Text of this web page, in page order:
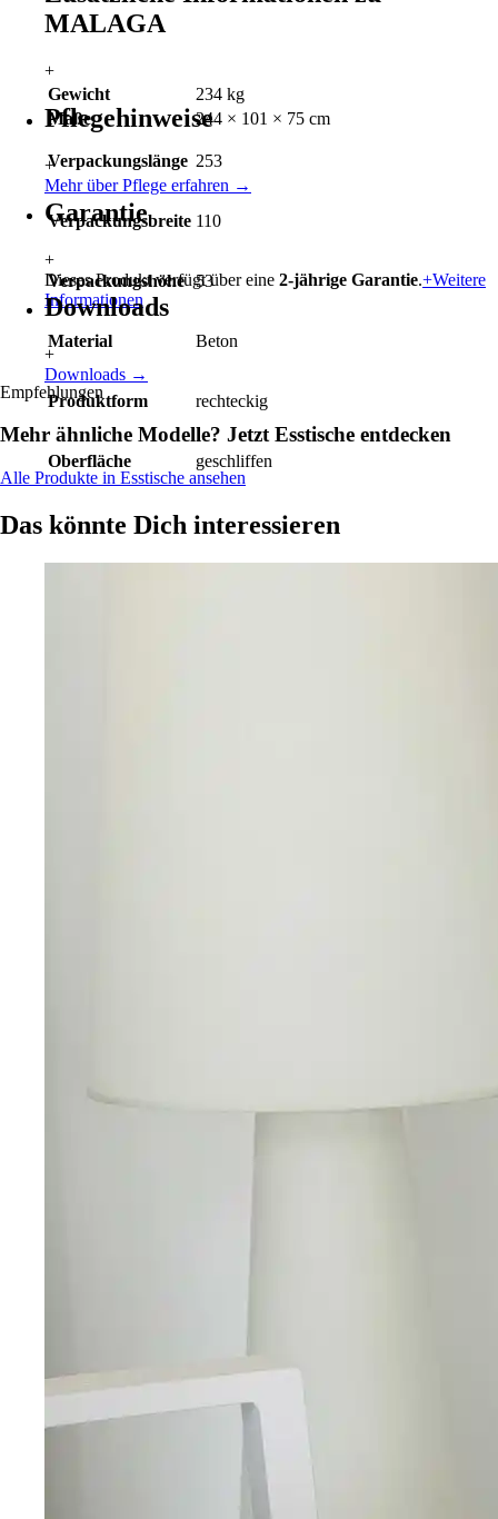
MALAGA
+
Gewicht
234 kg
Maße
244 × 101 × 75 cm
Verpackungslänge 253
Verpackungsbreite 110
Verpackungshöhe 53
Material Beton
Produktform rechteckig
Oberfläche geschliffen
Pflegehinweise
+
Mehr über Pflege erfahren →
Garantie
+
Dieses Produkt verfügt über eine 2-jährige Garantie.+Weitere
Informationen
Downloads
+
Downloads →
Empfehlungen
Mehr ähnliche Modelle? JetztEsstische entdecken
Alle Produkte in Esstische ansehen
Das könnte Dich interessieren